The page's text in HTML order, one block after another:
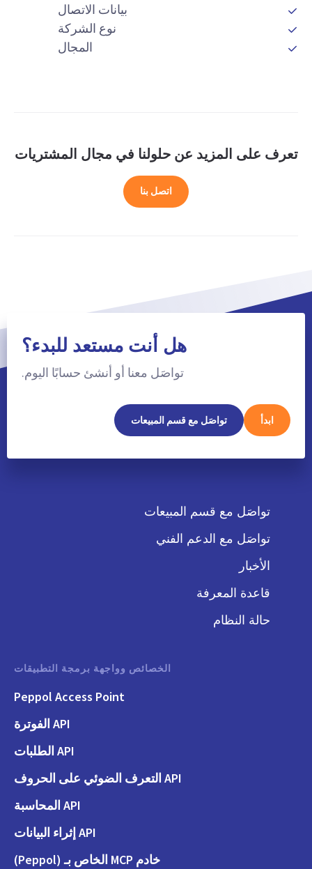
بيانات الاتصال
نوع الشركة
المجال
تعرف على المزيد عن حلولنا في مجال المشتريات
اتصل بنا
هل أنت مستعد للبدء؟
تواصَل معنا أو أنشئ حسابًا اليوم.
ابدأ تواصَل مع قسم المبيعات
تواصَل مع قسم المبيعات
تواصَل مع الدعم الفني
الأخبار
قاعدة المعرفة
حالة النظام
الخصائص وواجهة برمجة التطبيقات
Peppol Access Point
API الفوترة
API الطلبات
API التعرف الضوئي على الحروف
API المحاسبة
API إثراء البيانات
خادم MCP الخاص بـ (Peppol)